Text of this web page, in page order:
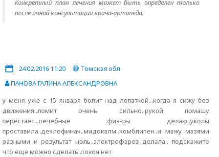
Конкретный план лечения может быть определен только
после очной консультации врача-ортопеда.
24.02.2016 11:20
Томская обл
ПАНОВА ГАЛИНА АЛЕКСАНДРОВНА
у меня уже с 15 января болит над лопаткой...когда я сижу без
движения..ломит очень сильно..рукой помашу
перестает...лечебные физ-ры делаю..уколы
проставила..деклофинак..мидокалм..комблипен..и мажу мазями
разными и результат ноль..электрофарез делала.. подскажите
что еще можно сделать..покоя нет